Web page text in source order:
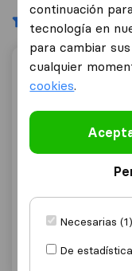
Filtrar
Mudanzas
Solicita
1 valoraciones como
continuación
tecnología en
para cambiar
cualquier
cookies.
Necesarias (1)
De